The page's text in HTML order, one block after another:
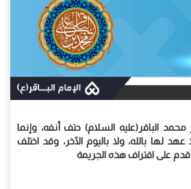
الباقر(عليه السلام) حتف أنفه، وإنما
عهد لها بالله، ولا باليوم الآخر، وقد اختلف
على اقتراف هذه الجريمة